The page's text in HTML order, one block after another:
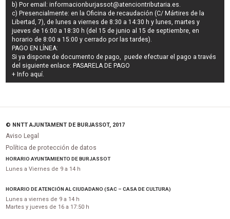
b) Por email:informacionburjassot@atenciontributaria.es.
c) Presencialmente: en la Oficina de recaudación (C/ Mártires de la
Libertad, 7), de lunes a viernes de 8:30 a 14:30 h y lunes, martes y
jueves de 16:00 a 18:30 h (del 15 de junio al 15 de septiembre, en
horario de 8:00 a 15:00 y cerrado por las tardes).
PAGO EN LÍNEA:
Si ya dispone de documento de pago, puede efectuar el pago a través
del siguiente enlace: PASARELA DE PAGO
+ Info aquí.
© NNTT AJUNTAMENT DE BURJASSOT, 2017
Aviso Legal
Política de protección de datos
HORARIO AYUNTAMIENTO DE BURJASSOT
Lunes a Viernes de 9 a 14 h
HORARIO DE ATENCIÓN AL CIUDADANO (SAC – CASA DE CULTURA)
Lunes a viernes de 9 a 14 h
Martes y jueves de 16 a 17:50 h